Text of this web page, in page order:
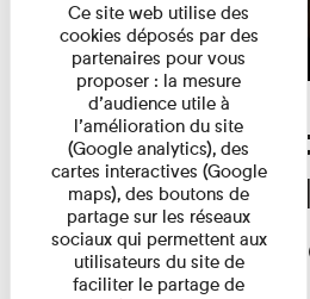
Visite
histoire:
perdu
Ce site web utilise des
cookies déposés par des
partenaires pour vous
proposer : la mesure
d’audience utile à
l’amélioration du site
(Google analytics), des
cartes interactives (Google
maps), des boutons de
partage sur les réseaux
sociaux qui permettent aux
utilisateurs du site de
faciliter le partage de